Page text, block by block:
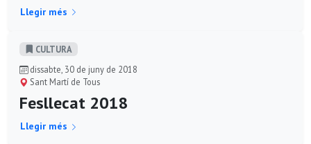
Llegir més
CULTURA
dissabte, 30 de juny de 2018
Sant Martí de Tous
Fesllecat 2018
Llegir més